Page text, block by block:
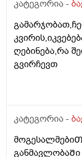
კატეგორია -
ღებინება,რა
გვირჩევთ
კატეგორია -
განმავლობაᲨი